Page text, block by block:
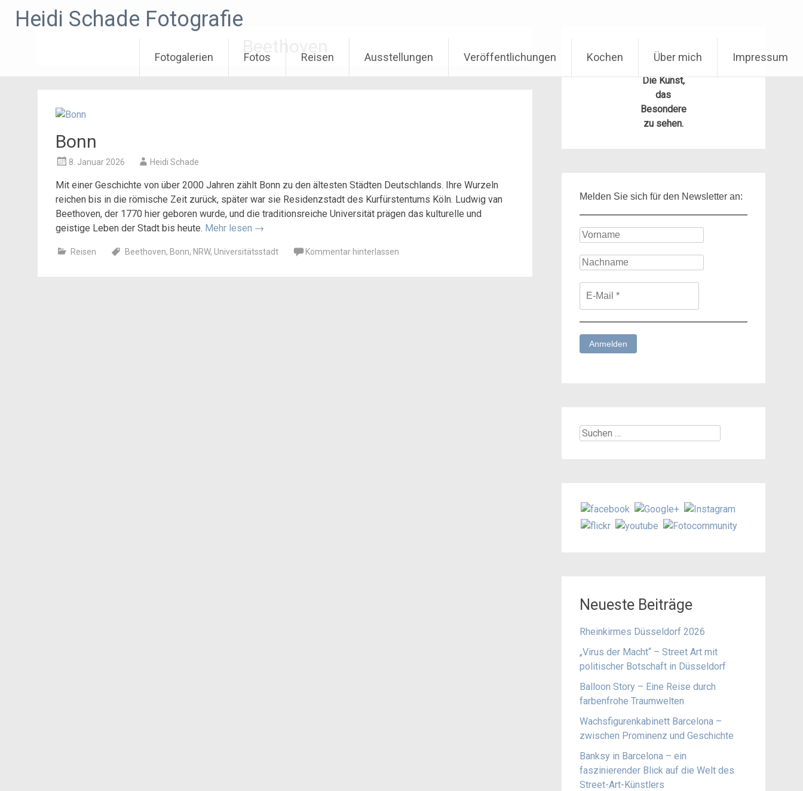
InhaltHeidi Schade Fotografie
Fotogalerien Fotos Reisen Ausstellungen Veröffentlichungen Kochen Über mich Impressum
Bonn
8. Januar 2026 Heidi Schade
Mit einer Geschichte von über 2000 Jahren zählt Bonn zu den ältesten Städten Deutschlands. Ihre Wurzeln
reichen bis in die römische Zeit zurück, später war sie Residenzstadt des Kurfürstentums Köln. Ludwig van
Beethoven, der 1770 hier geboren wurde, und die traditionsreiche Universität prägen das kulturelle und
geistige Leben der Stadt bis heute. Mehr lesen →
Reisen Beethoven, Bonn, NRW, Universitätsstadt Kommentar hinterlassen
Die Kunst,
das
Besondere
zu sehen.
Melden Sie sich für den Newsletter an:
Suchen
Neueste Beiträge
Rheinkirmes Düsseldorf 2026
„Virus der Macht“ – Street Art mit
politischer Botschaft in Düsseldorf
Balloon Story – Eine Reise durch
farbenfrohe Traumwelten
Wachsfigurenkabinett Barcelona –
zwischen Prominenz und Geschichte
Banksy in Barcelona – ein
faszinierender Blick auf die Welt des
Street-Art-Künstlers